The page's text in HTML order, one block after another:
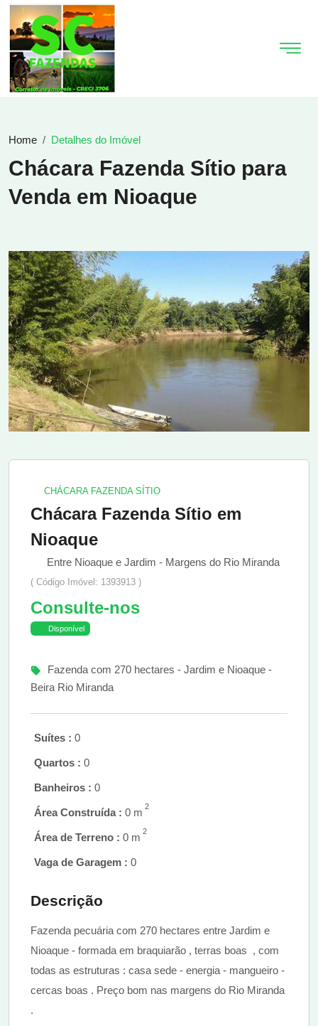
Home Detalhes do Imóvel
Chácara Fazenda Sítio para
Venda em Nioaque
CHÁCARA FAZENDA SÍTIO
Chácara Fazenda Sítio em
Nioaque
Entre Nioaque e Jardim - Margens do Rio Miranda
( Código Imóvel: 1393913 )
Consulte-nos
Disponível
Fazenda com 270 hectares - Jardim e Nioaque -
Beira Rio Miranda
Suítes : 0
Quartos : 0
Banheiros : 0
Área Construída : 0 m 2
Área de Terreno : 0 m 2
Vaga de Garagem : 0
Descrição
Fazenda pecuária com 270 hectares entre Jardim e
Nioaque - formada em braquiarão , terras boas , com
todas as estruturas : casa sede - energia - mangueiro -
cercas boas . Preço bom nas margens do Rio Miranda
.